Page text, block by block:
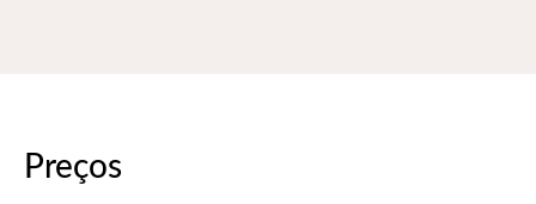
Preços